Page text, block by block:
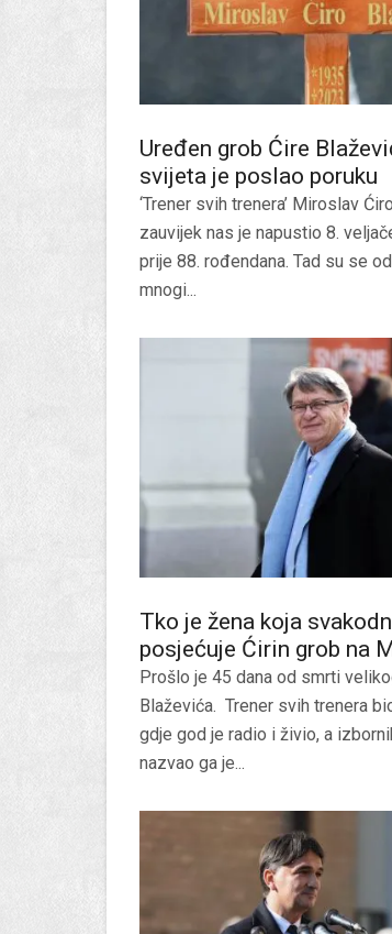
Uređen grob Ćire
svijeta je poslao poruku
‘Trener svih trenera’ Miroslav
zauvijek nas je napustio 8.
prije 88. rođendana. Tad su se
mnogi...
Tko je žena koja
posjećuje Ćirin grob na
Prošlo je 45 dana od smrti
Blaževića. Trener svih trenera
gdje god je radio i živio, a
nazvao ga je...